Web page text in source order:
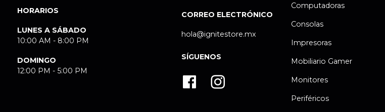
HORARIOS
LUNES A SÁBADO
10:00 AM - 8:00 PM
DOMINGO
12:00 PM - 5:00 PM
CORREO ELECTRÓNICO
hola@ignitestore.mx
SÍGUENOS
Computadoras
Consolas
Impresoras
Mobiliario Gamer
Monitores
Periféricos